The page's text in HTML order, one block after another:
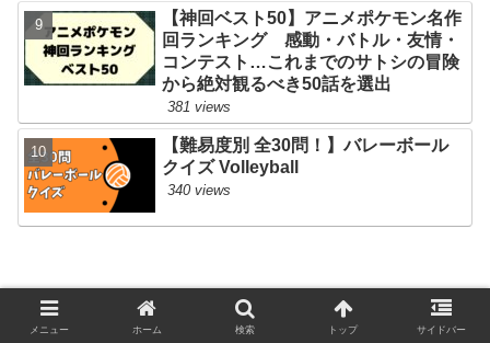
【神回ベスト50】アニメポケモン名作
回ランキング 感動・バトル・友情・
コンテスト…これまでのサトシの冒険
から絶対観るべき50話を選出
381 views
【難易度別 全30問！】バレーボール
クイズ Volleyball
340 views
お問い合わせ（問題不備等） プライバシーポリシー
メニュー ホーム 検索 トップ サイドバー